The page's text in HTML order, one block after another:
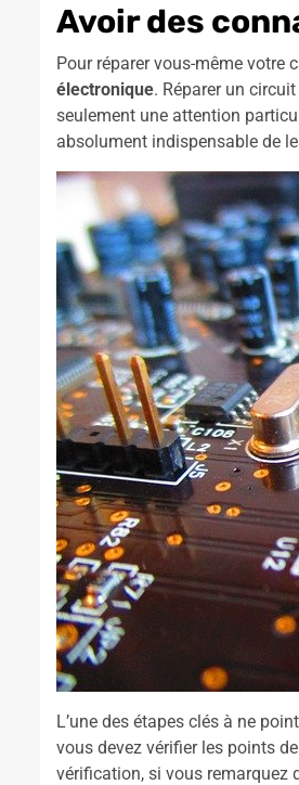
Avoir des
Pour réparer vous-même votre
électronique. Réparer un
seulement une attention
absolument indispensable de
L’une des étapes clés à ne
vous devez vérifier les points
vérification, si vous remarquez